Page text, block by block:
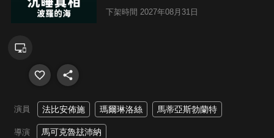
下架時間 2027年08月31日
演員 法比安佈施 瑪爾琳洛絲 馬蒂亞斯勃蘭特
導演 馬可克魯玆沛納